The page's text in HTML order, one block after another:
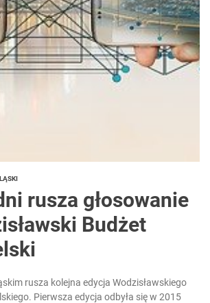
rusza głosowanie
Budżet
rusza kolejna edycja Wodzisławskiego
Pierwsza edycja odbyła się w 2015